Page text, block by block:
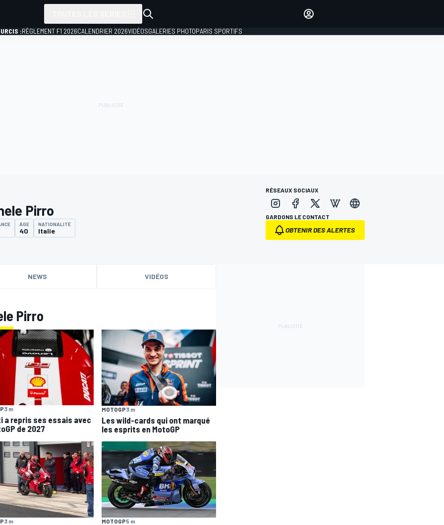
:RÈGLEMENT F1 2026CALENDRIER 2026VIDÉOSGALERIES PHOTOPARIS SPORTIFS
Pirro
ÂGE
40
NATIONALITÉ
Italie
RÉSEAUX SOCIAUX
GARDONS LE CONTACT
OBTENIR DES ALERTES
NEWS VIDÉOS
Pirro
3 m
a repris ses essais avec
de 2027
MOTOGP3 m
Les wild-cards qui ont marqué
les esprits en MotoGP
3 m MOTOGP5 m